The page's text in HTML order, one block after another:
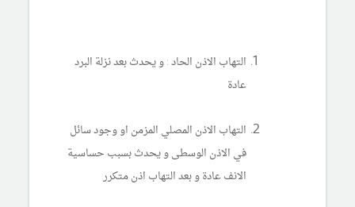
التهاب الاذن الحاد : و يحدث بعد نزلة البرد
عادة
التهاب الاذن المصلي المزمن او وجود سائل
في الاذن الوسطى و يحدث بسبب حساسية
الانف عادة و بعد التهاب اذن متكرر